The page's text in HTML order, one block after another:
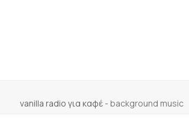
vanilla radio για καφέ - background music